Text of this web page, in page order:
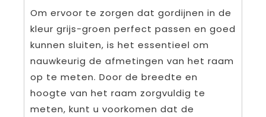
Om ervoor te zorgen dat gordijnen in de
kleur grijs-groen perfect passen en goed
kunnen sluiten, is het essentieel om
nauwkeurig de afmetingen van het raam
op te meten. Door de breedte en
hoogte van het raam zorgvuldig te
meten, kunt u voorkomen dat de